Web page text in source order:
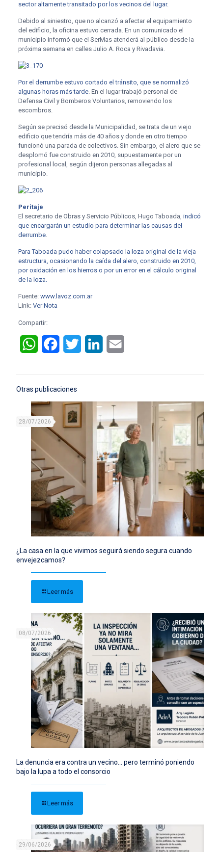
sector altamente transitado por los vecinos del lugar.
Debido al siniestro, que no alcanzó a afectar el equipamiento
del edificio, la oficina estuvo cerrada. En un comunicado el
municipio informó que el SerMas atenderá al público desde la
próxima semana en calles Julio A. Roca y Rivadavia.
Por el derrumbe estuvo cortado el tránsito, que se normalizó
algunas horas más tarde. En el lugar trabajó personal de
Defensa Civil y Bomberos Voluntarios, removiendo los
escombros.
Según se precisó desde la Municipalidad, se trata de un viejo
edificio que tendría más de 40 años y donde en otro tiempo
funcionó una parada de colectivos. Sin embargo, el alero que se
desplomó fue construido en 2010, supuestamente por un
profesional local, según dijeron personas allegadas al
municipio.
Peritaje
El secretario de Obras y Servicio Públicos, Hugo Taboada, indicó
que encargarán un estudio para determinar las causas del
derrumbe.
Para Taboada pudo haber colapsado la loza original de la vieja
estructura, ocasionando la caída del alero, construido en 2010,
por oxidación en los hierros o por un error en el cálculo original
de la loza.
Fuente: www.lavoz.com.ar
Link: Ver Nota
Compartir:
WhatsAppFacebookTwitter LinkedIn
Otras publicaciones
28/07/2026
¿La casa en la que vivimos seguirá siendo segura cuando
envejezcamos?
Leer más
08/07/2026
La denuncia era contra un vecino… pero terminó poniendo
bajo la lupa a todo el consorcio
Leer más
29/06/2026